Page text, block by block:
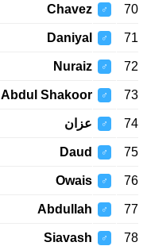
70
♂
Chavez
71
♂
Daniyal
72
♂
Nuraiz
73
♂
Abdul Shakoor
74
♂ عزان
75
♂
Daud
76
♂
Owais
77
♂
Abdullah
78
♂
Siavash